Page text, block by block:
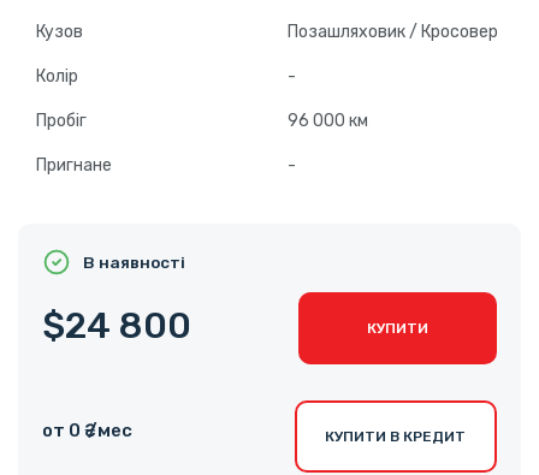
Кузов Позашляховик / Кросовер
Колір -
Пробіг 96 000 км
Пригнане -
В наявності
$24 800 КУПИТИ
от 0 ₴ /мес КУПИТИ В КРЕДИТ